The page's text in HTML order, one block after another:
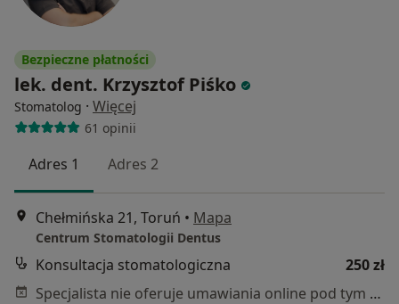
Bezpieczne płatności
lek. dent. Krzysztof Piśko
Stomatolog · Więcej
61 opinii
Adres 1 Adres 2
Chełmińska 21, Toruń • Mapa
Centrum Stomatologii Dentus
Konsultacja stomatologiczna
250 zł
Specjalista nie oferuje umawiania online pod tym adresem.